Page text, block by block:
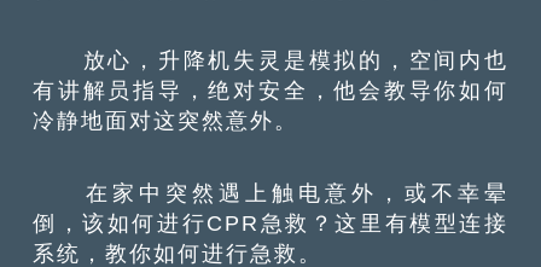
放心，升降机失灵是模拟的，空间内也
有讲解员指导，绝对安全，他会教导你如何
冷静地面对这突然意外。
在家中突然遇上触电意外，或不幸晕
倒，该如何进行CPR急救？这里有模型连接
系统，教你如何进行急救。